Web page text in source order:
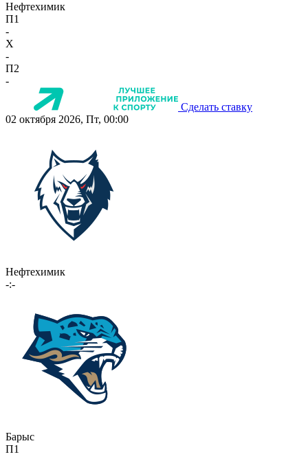
Нефтехимик
П1
-
X
-
П2
-
Сделать ставку
02 октября 2026, Пт, 00:00
Нефтехимик
-:-
Барыс
П1